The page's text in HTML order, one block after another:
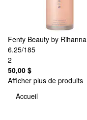
Fenty Beauty by Rihanna
6.25/185
2
50,00 $
Afficher plus de produits
Accueil